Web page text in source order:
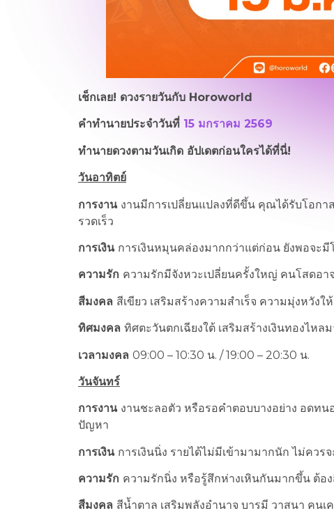
เช็กเลย! ดวงรายวันกับ Horoworld
คำทำนายประจำวันที่ 15 มกราคม 2569
ทำนายดวงตามวันเกิด อัปเดตก่อนใครได้ที่นี่!
วันอาทิตย์
การงาน งานมีการเปลี่ยนแปลงที่ดีขึ้น คุณได้รับโอกา
รวดเร็ว
การเงิน การเงินหมุนคล่องมากกว่าแต่ก่อน ยังพอจะ
ความรัก ความรักมีจังหวะเปลี่ยนครั้งใหญ่ คนโสดอ
สีมงคล สีเขียว เสริมสร้างความสำเร็จ ความมุ่งหวังใ
ทิศมงคล ทิศตะวันตกเฉียงใต้ เสริมสร้างเงินทองไหล
เวลามงคล 09:00 – 10:30 น. / 19:00 – 20:30 น.
วันจันทร์
การงาน งานชะลอตัว หรือรอคำตอบบางอย่าง อดท
ปัญหา
การเงิน การเงินนิ่ง รายได้ไม่มีเข้ามามากนัก ไม่คว
ความรัก ความรักนิ่ง หรือรู้สึกห่างเหินกันมากขึ้น ต้อ
สีมงคล สีน้ำตาล เสริมพลังอำนาจ บารมี วาสนา คนเค